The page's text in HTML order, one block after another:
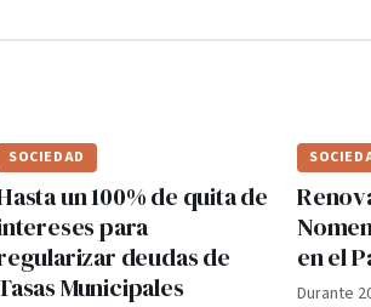
SOCIEDAD
un 100% de quita de
para
deudas de
Municipales
en el
Durante